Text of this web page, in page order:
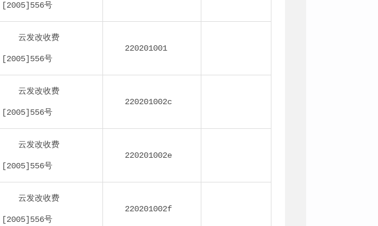
[2005]556号
云发改收费
[2005]556号
220201001
云发改收费
[2005]556号
220201002c
云发改收费
[2005]556号
220201002e
云发改收费
[2005]556号
220201002f